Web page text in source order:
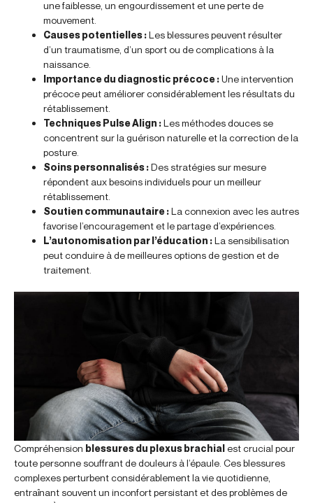
une faiblesse, un engourdissement et une perte de
mouvement.
Causes potentielles :Les blessures peuvent résulter
d’un traumatisme, d’un sport ou de complications à la
naissance.
Importance du diagnostic précoce :Une intervention
précoce peut améliorer considérablement les résultats du
rétablissement.
Techniques Pulse Align :Les méthodes douces se
concentrent sur la guérison naturelle et la correction de la
posture.
Soins personnalisés :Des stratégies sur mesure
répondent aux besoins individuels pour un meilleur
rétablissement.
Soutien communautaire :La connexion avec les autres
favorise l’encouragement et le partage d’expériences.
L’autonomisation par l’éducation :La sensibilisation
peut conduire à de meilleures options de gestion et de
traitement.
Compréhension blessures du plexus brachialest crucial pour
toute personne souffrant de douleurs à l’épaule. Ces blessures
complexes perturbent considérablement la vie quotidienne,
entraînant souvent un inconfort persistant et des problèmes de